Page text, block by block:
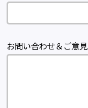
お問い合わせ＆ご意見